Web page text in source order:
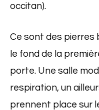
occitan).
Ce sont des pierres
le fond de la
porte. Une salle
respiration, un
prennent place sur